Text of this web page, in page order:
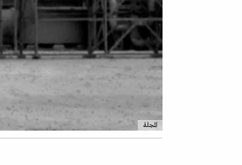
المجلة